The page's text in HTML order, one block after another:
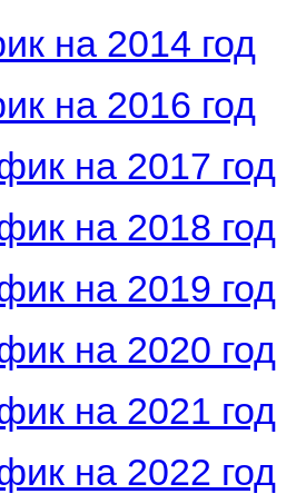
на 2014 год
на 2016 год
на 2017 год
на 2018 год
на 2019 год
на 2020 год
на 2021 год
на 2022 год